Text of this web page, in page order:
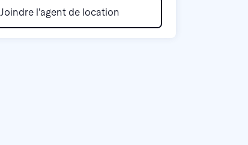
Joindre l’agent de location